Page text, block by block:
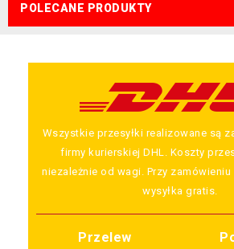
POLECANE PRODUKTY
Wszystkie przesyłki realizowane są
firmy kurierskiej DHL. Koszty
niezależnie od wagi. Przy zamówieniu
wysyłka gratis.
Przelew